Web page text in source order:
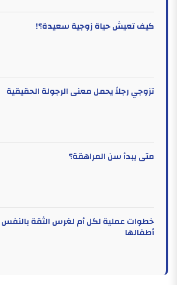
كيف تعيش حياة زوجية سعيدة؟!
تزوجي رجلاً يحمل معنى الرجولة الحقيقية
متى يبدأ سن المراهقة؟
خطوات عملية لكل أم لغرس الثقة
أطفالها